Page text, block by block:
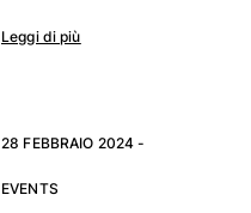
Leggi di più
28 FEBBRAIO 2024 -
EVENTS